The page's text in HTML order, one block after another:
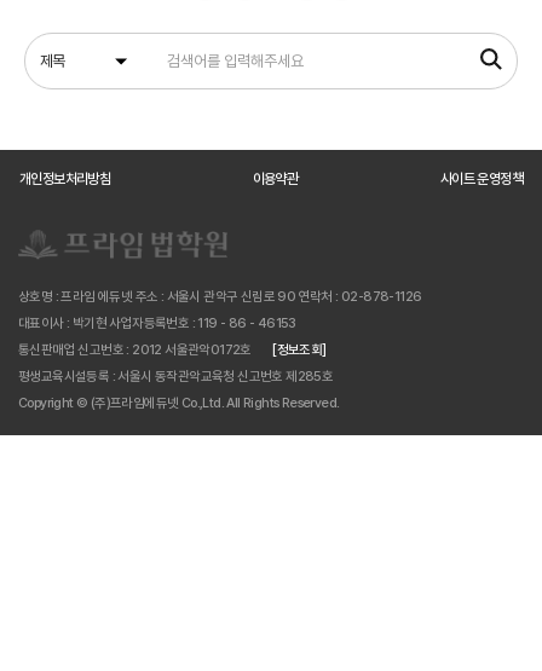
개인정보처리방침 이용약관 사이트 운영정책
상호명 : 프라임 에듀넷 주소 : 서울시 관악구 신림로 90 연락처 : 02-878-1126
대표이사 : 박기현 사업자등록번호 : 119 - 86 - 46153
통신판매업 신고번호 : 2012 서울관악0172호
[정보조회]
평생교육시설등록 : 서울시 동작관악교육청 신고번호 제285호
Copyright © (주)프라임에듀넷 Co.,Ltd. All Rights Reserved.